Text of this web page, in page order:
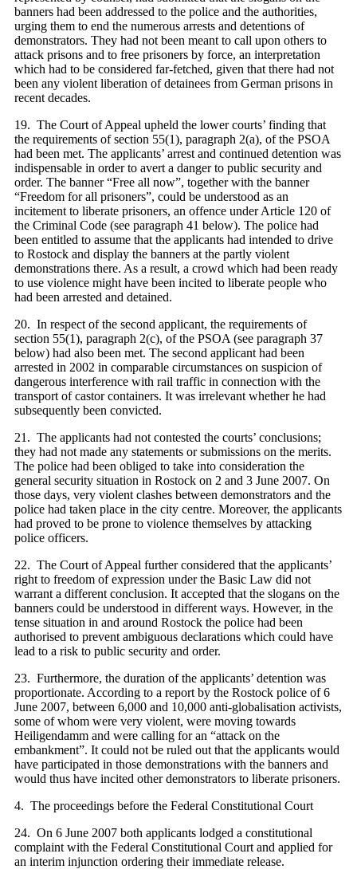
banners had been addressed to the police and the authorities,
urging them to end the numerous arrests and detentions of
demonstrators. They had not been meant to call upon others to
attack prisons and to free prisoners by force, an interpretation
which had to be considered far-fetched, given that there had not
been any violent liberation of detainees from German prisons in
recent decades.
19. The Court of Appeal upheld the lower courts’ finding that
the requirements of section 55(1), paragraph 2(a), of the PSOA
had been met. The applicants’ arrest and continued detention was
indispensable in order to avert a danger to public security and
order. The banner “Free all now”, together with the banner
“Freedom for all prisoners”, could be understood as an
incitement to liberate prisoners, an offence under Article 120 of
the Criminal Code (see paragraph 41 below). The police had
been entitled to assume that the applicants had intended to drive
to Rostock and display the banners at the partly violent
demonstrations there. As a result, a crowd which had been ready
to use violence might have been incited to liberate people who
had been arrested and detained.
20. In respect of the second applicant, the requirements of
section 55(1), paragraph 2(c), of the PSOA (see paragraph 37
below) had also been met. The second applicant had been
arrested in 2002 in comparable circumstances on suspicion of
dangerous interference with rail traffic in connection with the
transport of castor containers. It was irrelevant whether he had
subsequently been convicted.
21. The applicants had not contested the courts’ conclusions;
they had not made any statements or submissions on the merits.
The police had been obliged to take into consideration the
general security situation in Rostock on 2 and 3 June 2007. On
those days, very violent clashes between demonstrators and the
police had taken place in the city centre. Moreover, the applicants
had proved to be prone to violence themselves by attacking
police officers.
22. The Court of Appeal further considered that the applicants’
right to freedom of expression under the Basic Law did not
warrant a different conclusion. It accepted that the slogans on the
banners could be understood in different ways. However, in the
tense situation in and around Rostock the police had been
authorised to prevent ambiguous declarations which could have
lead to a risk to public security and order.
23. Furthermore, the duration of the applicants’ detention was
proportionate. According to a report by the Rostock police of 6
June 2007, between 6,000 and 10,000 anti-globalisation activists,
some of whom were very violent, were moving towards
Heiligendamm and were calling for an “attack on the
embankment”. It could not be ruled out that the applicants would
have participated in those demonstrations with the banners and
would thus have incited other demonstrators to liberate prisoners.
4. The proceedings before the Federal Constitutional Court
24. On 6 June 2007 both applicants lodged a constitutional
complaint with the Federal Constitutional Court and applied for
an interim injunction ordering their immediate release.